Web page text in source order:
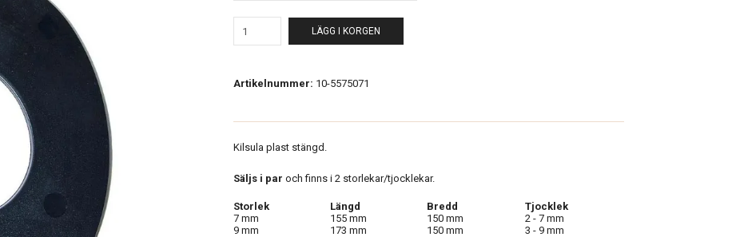
LÄGG I KORGEN
Artikelnummer: 10-5575071
Kilsula plast stängd.
Säljs i par och finns i 2 storlekar/tjocklekar.
Storlek Längd Bredd
Tjocklek
7 mm
155 mm 150 mm
2 - 7 mm
9 mm
173 mm 150 mm 3 - 9 mm